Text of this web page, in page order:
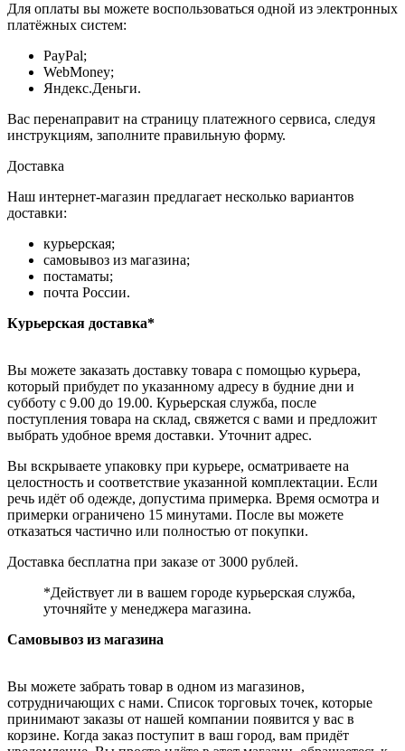
Для оплаты вы можете воспользоваться одной из электронных
платёжных систем:
PayPal;
WebMoney;
Яндекс.Деньги.
Вас перенаправит на страницу платежного сервиса, следуя
инструкциям, заполните правильную форму.
Доставка
Наш интернет-магазин предлагает несколько вариантов
доставки:
курьерская;
самовывоз из магазина;
постаматы;
почта России.
Курьерская доставка*
Вы можете заказать доставку товара с помощью курьера,
который прибудет по указанному адресу в будние дни и
субботу с 9.00 до 19.00. Курьерская служба, после
поступления товара на склад, свяжется с вами и предложит
выбрать удобное время доставки. Уточнит адрес.
Вы вскрываете упаковку при курьере, осматриваете на
целостность и соответствие указанной комплектации. Если
речь идёт об одежде, допустима примерка. Время осмотра и
примерки ограничено 15 минутами. После вы можете
отказаться частично или полностью от покупки.
Доставка бесплатна при заказе от 3000 рублей.
*Действует ли в вашем городе курьерская служба,
уточняйте у менеджера магазина.
Самовывоз из магазина
Вы можете забрать товар в одном из магазинов,
сотрудничающих с нами. Список торговых точек, которые
принимают заказы от нашей компании появится у вас в
корзине. Когда заказ поступит в ваш город, вам придёт